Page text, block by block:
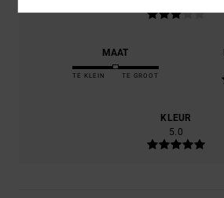
MAAT
TE KLEIN TE GROOT
KLEUR
5.0